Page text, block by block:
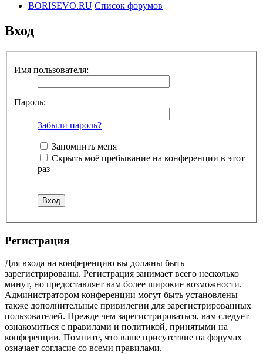
BORISEVO.RU Список форумов
Вход
Имя пользователя:
Пароль:
Забыли пароль?
Запомнить меня
Скрыть моё пребывание на конференции в этот
раз
Регистрация
Для входа на конференцию вы должны быть
зарегистрированы. Регистрация занимает всего несколько
минут, но предоставляет вам более широкие возможности.
Администратором конференции могут быть установлены
также дополнительные привилегии для зарегистрированных
пользователей. Прежде чем зарегистрироваться, вам следует
ознакомиться с правилами и политикой, принятыми на
конференции. Помните, что ваше присутствие на форумах
означает согласие со всеми правилами.